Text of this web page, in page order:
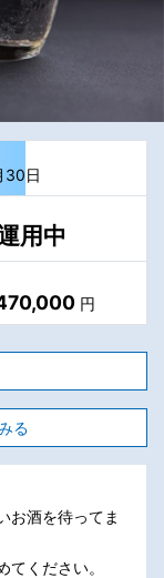
30日
用中
円
る
お酒を待ってま
ください。